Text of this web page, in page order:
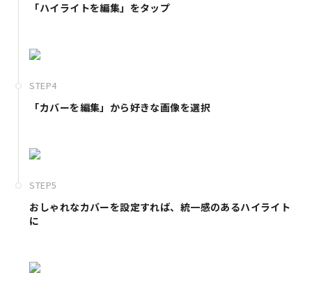
「ハイライトを編集」をタップ
STEP4
「カバーを編集」から好きな画像を選択
STEP5
おしゃれなカバーを設定すれば、統一感のあるハイライト
に